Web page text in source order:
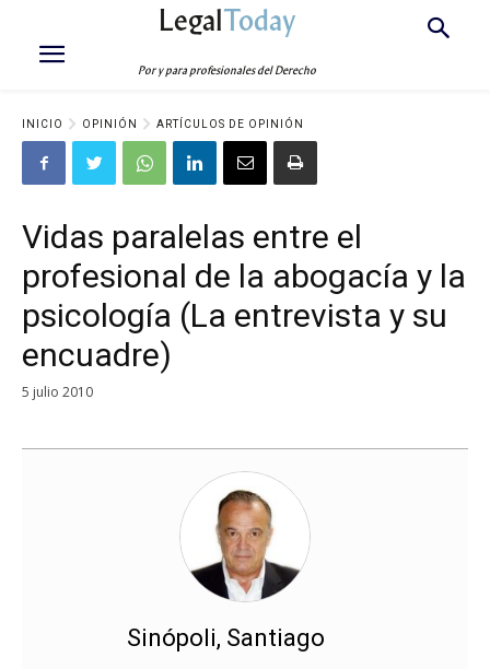
LegalToday
Por y para profesionales del Derecho
INICIO OPINIÓN ARTÍCULOS DE OPINIÓN
Vidas paralelas entre el
profesional de la abogacía y la
psicología (La entrevista y su
encuadre)
5 julio 2010
Sinópoli, Santiago